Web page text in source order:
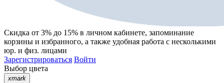
Скидка от 3% до 15% в личном кабинете, запоминание
корзины и избранного, а также удобная работа с несколькими
юр. и физ. лицами
Зарегистрироваться Войти
Выбор цвета
xmark